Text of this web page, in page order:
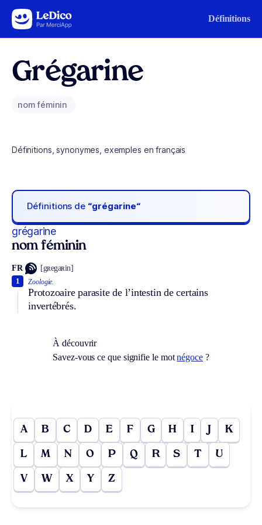
Aller au contenu Définitions
Grégarine
nom féminin
Définitions, synonymes, exemples en français
Définitions de “grégarine“
grégarine
nom féminin
FR [gʀegaʀin]
Zoologie.
Protozoaire parasite de l’intestin de certains
invertébrés.
1
À découvrir
Savez-vous ce que signifie le motnégoce?
A B C D E F G H I J K
L M N O P Q R S T U
V W X Y Z